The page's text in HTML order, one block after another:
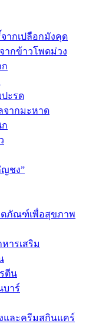
ากเปลือกมังคุด
ากข้าวโพดม่วง
ะรด
จากมะหาด
ญชง”
ตภัณฑ์เพื่อสุขภาพ
ารเสริม
ตีน
บาร์
และครีมสกินแคร์